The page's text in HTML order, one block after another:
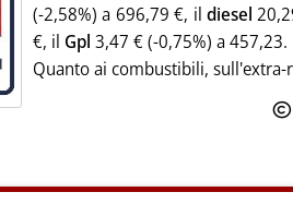
(-2,58%) a 696,79 €, il diesel
€, il Gpl 3,47 € (-0,75%) a 457,23.
Quanto ai combustibili, sull'extra-